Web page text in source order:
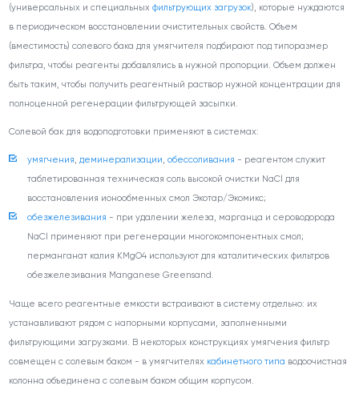
(универсальных и специальныхфильтрующих загрузок), которые нуждаются
в периодическом восстановлении очистительных свойств. Объем
(вместимость) солевого бака для умягчителя подбирают под типоразмер
фильтра, чтобы реагенты добавлялись в нужной пропорции. Объем должен
быть таким, чтобы получить реагентный раствор нужной концентрации для
полноценной регенерации фильтрующей засыпки.
Солевой бак для водоподготовки применяют в системах:
умягчения, деминерализации, обессоливания - реагентом служит
таблетированная техническая соль высокой очистки NaCl для
восстановления ионообменных смол Экотар/Экомикс;
обезжелезивания - при удалении железа, марганца и сероводорода
NaCl применяют при регенерации многокомпонентных смол;
перманганат калия KMgO4 используют для каталитических фильтров
обезжелезивания Manganese Greensand.
Чаще всего реагентные емкости встраивают в систему отдельно: их
устанавливают рядом с напорными корпусами, заполненными
фильтрующими загрузками. В некоторых конструкциях умягчения фильтр
совмещен с солевым баком - в умягчителях кабинетного типа водоочистная
колонна объединена с солевым баком общим корпусом.